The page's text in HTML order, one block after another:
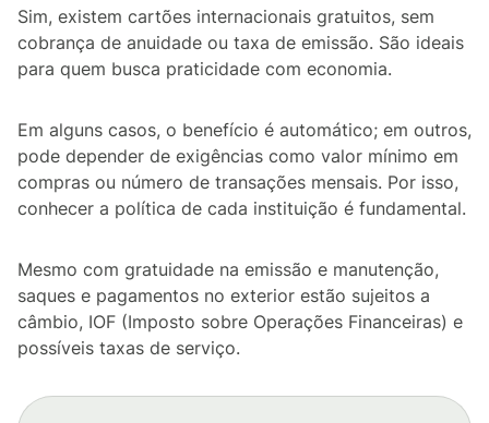
Sim, existem cartões internacionais gratuitos, sem
cobrança de anuidade ou taxa de emissão. São ideais
para quem busca praticidade com economia.
Em alguns casos, o benefício é automático; em outros,
pode depender de exigências como valor mínimo em
compras ou número de transações mensais. Por isso,
conhecer a política de cada instituição é fundamental.
Mesmo com gratuidade na emissão e manutenção,
saques e pagamentos no exterior estão sujeitos a
câmbio, IOF (Imposto sobre Operações Financeiras) e
possíveis taxas de serviço.